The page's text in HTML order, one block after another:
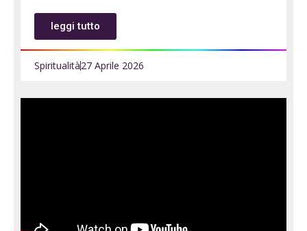
leggi tutto
Spiritualità27 Aprile 2026